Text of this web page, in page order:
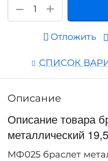
+
−
Отложить
СПИСОК
Описание
Описание товара
металлический
шт.) (серебряный)
МФ025 браслет